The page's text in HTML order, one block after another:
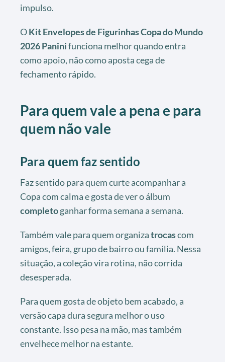
impulso.
OKit Envelopes de Figurinhas Copa do Mundo
2026 Paninifunciona melhor quando entra
como apoio, não como aposta cega de
fechamento rápido.
Para quem vale a pena e para
quem não vale
Para quem faz sentido
Faz sentido para quem curte acompanhar a
Copa com calma e gosta de ver o álbum
completoganhar forma semana a semana.
Também vale para quem organizatrocascom
amigos, feira, grupo de bairro ou família. Nessa
situação, a coleção vira rotina, não corrida
desesperada.
Para quem gosta de objeto bem acabado, a
versão capa dura segura melhor o uso
constante. Isso pesa na mão, mas também
envelhece melhor na estante.